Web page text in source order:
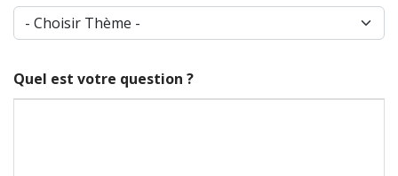
Quel est votre question ?